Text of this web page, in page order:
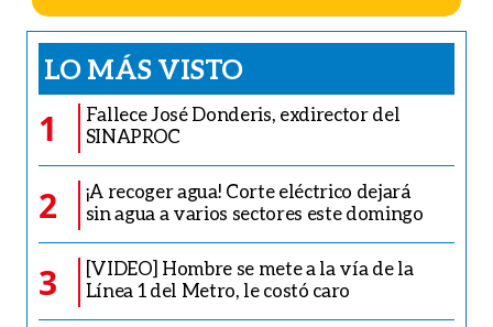
LO MÁS VISTO
1
Fallece José Donderis, exdirector del
SINAPROC
2
¡A recoger agua! Corte eléctrico dejará
sin agua a varios sectores este domingo
3
[VIDEO] Hombre se mete a la vía de la
Línea 1 del Metro, le costó caro